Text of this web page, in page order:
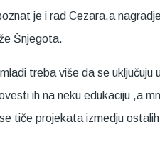
je i rad Cezara,a
Šnjegota.
mladi treba više da se
ih na neku edukaciju ,a
tiče projekata izmedju